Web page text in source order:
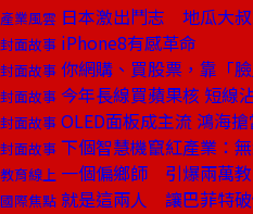
產業風雲 日本激出鬥志 地瓜大
封面故事 iPhone8有感革命
封面故事 你網購、買股票，靠「
封面故事 今年長線買蘋果核 短線
封面故事 OLED面板成主流 鴻海
封面故事 下個智慧機竄紅產業：
教育線上 一個偏鄉師 引爆兩萬
國際焦點 就是這兩人 讓巴菲特